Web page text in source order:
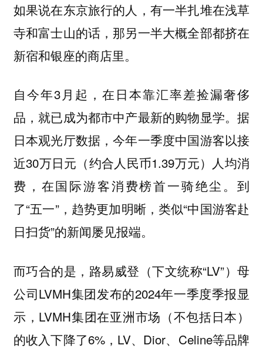
如果说在东京旅行的人，有一半扎堆在浅草
寺和富士山的话，那另一半大概全部都挤在
新宿和银座的商店里。
自今年3月起，在日本靠汇率差捡漏奢侈
品，就已成为都市中产最新的购物显学。据
日本观光厅数据，今年一季度中国游客以接
近30万日元（约合人民币1.39万元）人均消
费，在国际游客消费榜首一骑绝尘。到
了“五一”，趋势更加明晰，类似“中国游客赴
日扫货”的新闻屡见报端。
而巧合的是，路易威登（下文统称“LV”）母
公司LVMH集团发布的2024年一季度季报显
示，LVMH集团在亚洲市场（不包括日本）
的收入下降了6%，LV、Dior、Celine等品牌